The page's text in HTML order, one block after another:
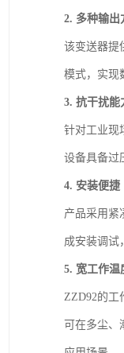
2. 多种输出
该变送器提
模式，实现
3. 抗干扰能
针对工业现
设备具备过
4. 安装便捷
产品采用紧
成安装调试
5. 宽工作温
ZZD92的工
可在多尘、